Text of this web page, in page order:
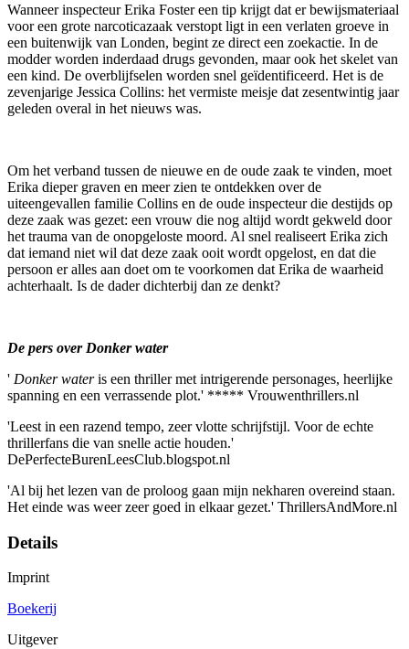
Wanneer inspecteur Erika Foster een tip krijgt dat er bewijsmateriaal
voor een grote narcoticazaak verstopt ligt in een verlaten groeve in
een buitenwijk van Londen, begint ze direct een zoekactie. In de
modder worden inderdaad drugs gevonden, maar ook het skelet van
een kind. De overblijfselen worden snel geïdentificeerd. Het is de
zevenjarige Jessica Collins: het vermiste meisje dat zesentwintig jaar
geleden overal in het nieuws was.
Om het verband tussen de nieuwe en de oude zaak te vinden, moet
Erika dieper graven en meer zien te ontdekken over de
uiteengevallen familie Collins en de oude inspecteur die destijds op
deze zaak was gezet: een vrouw die nog altijd wordt gekweld door
het trauma van de onopgeloste moord. Al snel realiseert Erika zich
dat iemand niet wil dat deze zaak ooit wordt opgelost, en dat die
persoon er alles aan doet om te voorkomen dat Erika de waarheid
achterhaalt. Is de dader dichterbij dan ze denkt?
De pers over Donker water
' Donker wateris een thriller met intrigerende personages, heerlijke
spanning en een verrassende plot.' ***** Vrouwenthrillers.nl
'Leest in een razend tempo, zeer vlotte schrijfstijl. Voor de echte
thrillerfans die van snelle actie houden.'
DePerfecteBurenLeesClub.blogspot.nl
'Al bij het lezen van de proloog gaan mijn nekharen overeind staan.
Het einde was weer zeer goed in elkaar gezet.' ThrillersAndMore.nl
Details
Imprint
Boekerij
Uitgever